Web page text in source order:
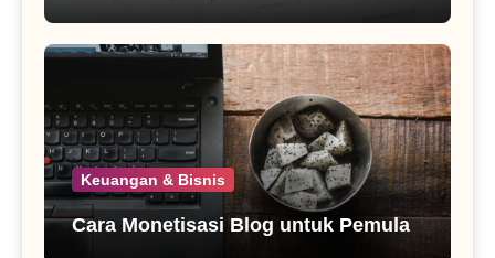
Keuangan & Bisnis
Cara Monetisasi Blog untuk Pemula